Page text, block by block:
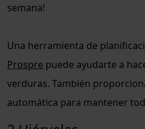
semana!
Una herramienta de
Prospre puede ayudarte a
verduras. También
automática para mantener